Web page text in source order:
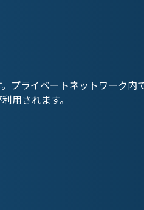
プライベートネットワーク
用されます。